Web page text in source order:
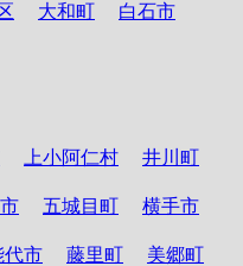
大和町 白石市
上小阿仁村 井川町
五城目町 横手市
代市 藤里町 美郷町